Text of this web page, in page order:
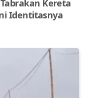
Kereta
Identitasnya